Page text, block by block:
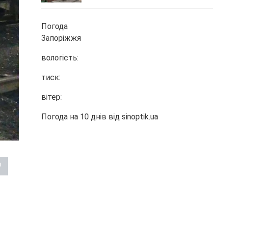
Погода
Запоріжжя
вологість:
тиск:
вітер:
Погода на 10 днів від sinoptik.ua